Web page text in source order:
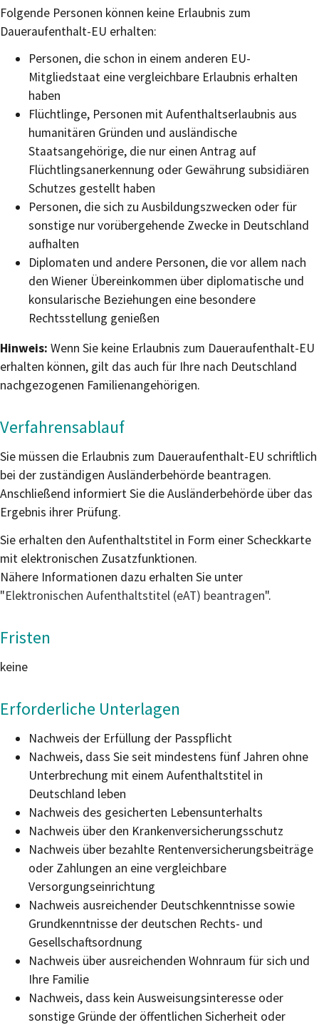
Folgende Personen können keine Erlaubnis zum
Daueraufenthalt-EU erhalten:
Personen, die schon in einem anderen EU-
Mitgliedstaat eine vergleichbare Erlaubnis erhalten
haben
Flüchtlinge, Personen mit Aufenthaltserlaubnis aus
humanitären Gründen und ausländische
Staatsangehörige, die nur einen Antrag auf
Flüchtlingsanerkennung oder Gewährung subsidiären
Schutzes gestellt haben
Personen, die sich zu Ausbildungszwecken oder für
sonstige nur vorübergehende Zwecke in Deutschland
aufhalten
Diplomaten und andere Personen, die vor allem nach
den Wiener Übereinkommen über diplomatische und
konsularische Beziehungen eine besondere
Rechtsstellung genießen
Hinweis: Wenn Sie keine Erlaubnis zum Daueraufenthalt-EU
erhalten können, gilt das auch für Ihre nach Deutschland
nachgezogenen Familienangehörigen.
Verfahrensablauf
Sie müssen die Erlaubnis zum Daueraufenthalt-EU schriftlich
bei der zuständigen Ausländerbehörde beantragen.
Anschließend informiert Sie die Ausländerbehörde über das
Ergebnis ihrer Prüfung.
Sie erhalten den Aufenthaltstitel in Form einer Scheckkarte
mit elektronischen Zusatzfunktionen.
Nähere Informationen dazu erhalten Sie unter
"Elektronischen Aufenthaltstitel (eAT) beantragen".
Fristen
keine
Erforderliche Unterlagen
Nachweis der Erfüllung der Passpflicht
Nachweis, dass Sie seit mindestens fünf Jahren ohne
Unterbrechung mit einem Aufenthaltstitel in
Deutschland leben
Nachweis des gesicherten Lebensunterhalts
Nachweis über den Krankenversicherungsschutz
Nachweis über bezahlte Rentenversicherungsbeiträge
oder Zahlungen an eine vergleichbare
Versorgungseinrichtung
Nachweis ausreichender Deutschkenntnisse sowie
Grundkenntnisse der deutschen Rechts- und
Gesellschaftsordnung
Nachweis über ausreichenden Wohnraum für sich und
Ihre Familie
Nachweis, dass kein Ausweisungsinteresse oder
sonstige Gründe der öffentlichen Sicherheit oder